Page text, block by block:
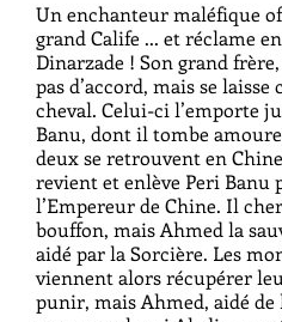
Un enchanteur maléfique
grand Calife ... et réclame
Dinarzade ! Son grand
pas d’accord, mais se laisse
cheval. Celui-ci l’emporte
Banu, dont il tombe
deux se retrouvent en
revient et enlève Peri Banu
l’Empereur de Chine. Il
bouffon, mais Ahmed la
aidé par la Sorcière. Les
viennent alors récupérer
punir, mais Ahmed, aidé